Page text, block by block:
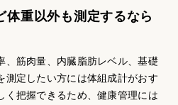
体重以外も測定するなら
、筋肉量、内臓脂肪レベル、基礎
測定したい方には体組成計がおす
く把握できるため、健康管理には